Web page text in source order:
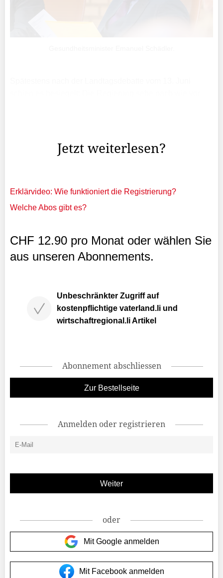
Jetzt weiterlesen?
Erklärvideo: Wie funktioniert die Registrierung?
Welche Abos gibt es?
CHF 12.90 pro Monat oder wählen Sie
aus unseren Abonnements.
Unbeschränkter Zugriff auf
kostenpflichtige vaterland.li und
wirtschaftregional.li Artikel
Abonnement abschliessen
Zur Bestellseite
Anmelden oder registrieren
oder
Mit Google anmelden
Mit Facebook anmelden